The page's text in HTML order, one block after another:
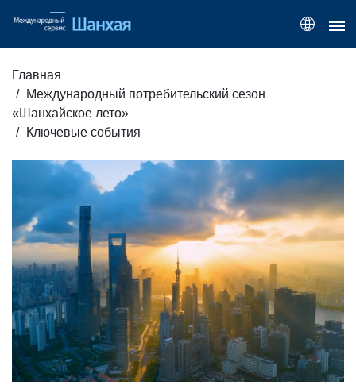
Главная
Международный потребительский сезон
«Шанхайское лето»
Ключевые события